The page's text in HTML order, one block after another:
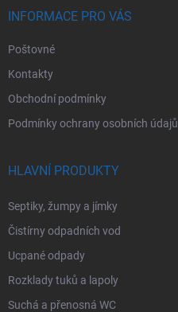
INFORMACE PRO VÁS
Poštovné
Kontakty
Obchodní podmínky
Podmínky ochrany osobních údajů
HLAVNÍ PRODUKTY
Septiky, žumpy a jímky
Čistírny odpadních vod
Ucpané odpady
Rozklady tuků a lapoly
Suchá a přenosná WC